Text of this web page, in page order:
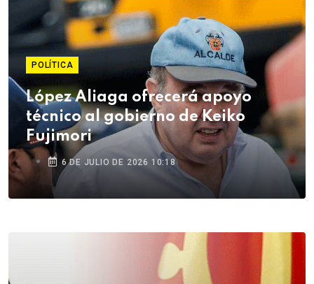
POLÍTICA
López Aliaga ofrecerá apoyo
técnico al gobierno de Keiko
Fujimori
6 DE JULIO DE 2026 10:18